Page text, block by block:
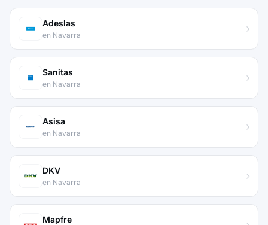
Adeslas
en Navarra
Sanitas
en Navarra
Asisa
en Navarra
DKV
en Navarra
Mapfre